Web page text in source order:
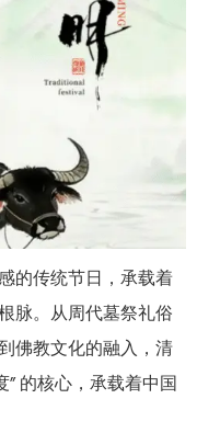
的传统节日，承载着
脉。从周代墓祭礼俗
佛教文化的融入，清
” 的核心，承载着中国